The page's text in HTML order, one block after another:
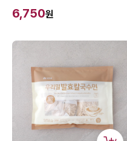
6,750원